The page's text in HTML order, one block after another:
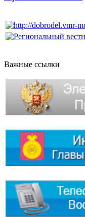
Важные ссылки